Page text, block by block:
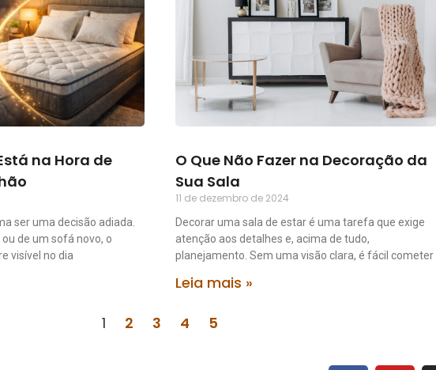
na Hora de
ser uma decisão adiada.
de um sofá novo, o
visível no dia
O Que Não Fazer na Decoração da
Sua Sala
11 de dezembro de 2024
Decorar uma sala de estar é uma tarefa que exige
atenção aos detalhes e, acima de tudo,
planejamento. Sem uma visão clara, é fácil cometer
Leia mais »
1 2 3 4 5